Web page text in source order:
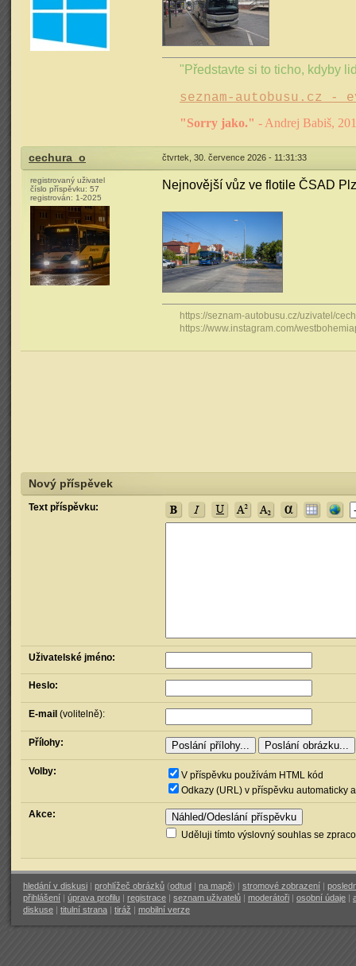
"Představte si to ticho, kdyby
seznam-autobusu.cz -
"Sorry jako." - Andrej Babiš,
cechura_o čtvrtek, 30. července 2026 - 11:31:33
registrovaný uživatel
číslo příspěvku: 57
registrován: 1-2025
Nejnovější vůz ve flotile ČSAD
https://seznam-autobusu.cz/uzivatel/
https://www.instagram.com/
Nový příspěvek
Text příspěvku:
Uživatelské jméno:
Heslo:
E-mail (volitelně):
Přílohy:
Volby:
V příspěvku používám HTML kód
Odkazy (URL) v příspěvku automaticky
Akce:
Uděluji tímto výslovný souhlas se
hledání v diskusi | prohlížeč obrázků (odtud | na mapě) | stromové zobrazení |
přihlášení | úprava profilu | registrace | seznam uživatelů | moderátoři | osobní údaje |
diskuse | titulní strana | tiráž | mobilní verze